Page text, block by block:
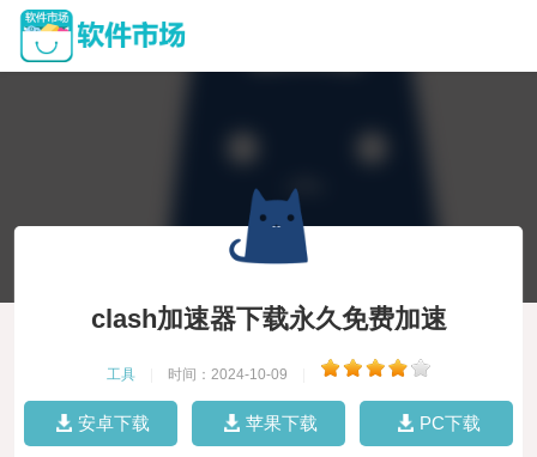
clash加速器下载永久免费加速
工具 时间：2024-10-09
安卓下载 苹果下载 PC下载